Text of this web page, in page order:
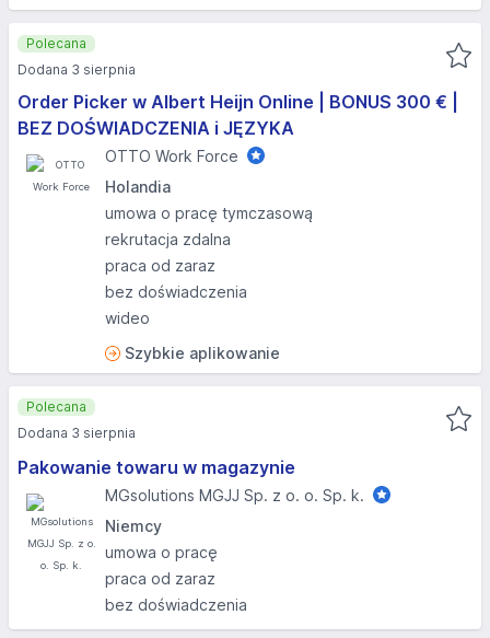
Order Picker w Albert Heijn Online | BONUS 300 € |
BEZ DOŚWIADCZENIA i JĘZYKA
OTTO Work Force
Holandia
umowa o pracę tymczasową
rekrutacja zdalna
praca od zaraz
bez doświadczenia
wideo
Szybkie aplikowanie
Polecana
Dodana 3 sierpnia
Pakowanie towaru w magazynie
MGsolutions MGJJ Sp. z o. o. Sp. k.
Niemcy
umowa o pracę
praca od zaraz
bez doświadczenia
Polecana
Dodana 3 sierpnia